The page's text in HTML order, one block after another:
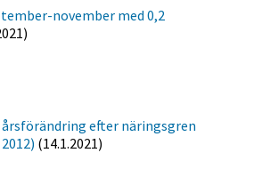
november med 0,2
efter näringsgren
(14.1.2021)